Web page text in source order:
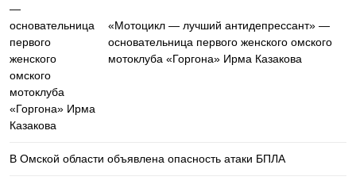
«Мотоцикл — лучший антидепрессант» —
основательница первого женского омского
мотоклуба «Горгона» Ирма Казакова
В Омской области объявлена опасность атаки БПЛА